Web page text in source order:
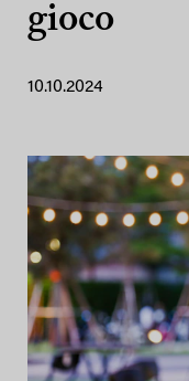
gioco
10.10.2024